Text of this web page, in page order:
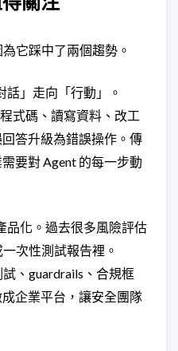
它踩中了兩個趨勢。
話」走向「行動」。
式碼、讀寫資料、改工
答升級為錯誤操作。傳
要對 Agent 的每一步動
品化。過去很多風險評估
次性測試報告裡。
、guardrails、合規框
企業平台，讓安全團隊